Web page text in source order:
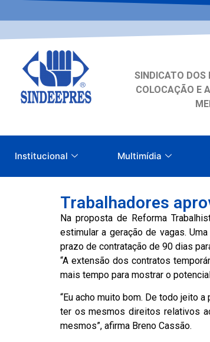
SINDICATO DOS
COLOCAÇÃO E
Institucional Multimídia
Trabalhadores
Na proposta de Reforma
estimular a geração de vagas.
prazo de contratação de 90 dias
“A extensão dos contratos
mais tempo para mostrar o
“Eu acho muito bom. De todo jeito
ter os mesmos direitos relativos
mesmos”, afirma Breno Cassão.